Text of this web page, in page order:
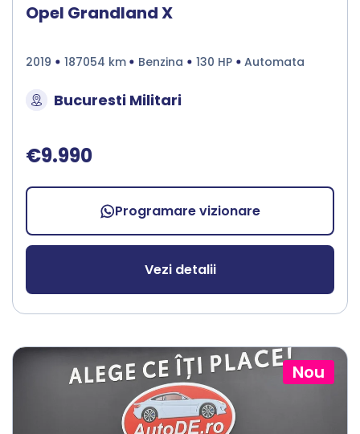
Opel Grandland X
2019 187054 km Benzina 130 HP Automata
Bucuresti Militari
€9.990
Programare vizionare
Vezi detalii
Nou